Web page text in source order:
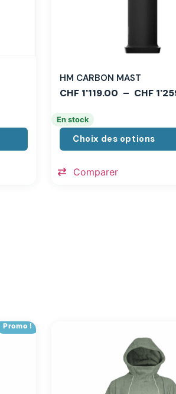
HM CARBON MAST
CHF 1'119.00 – CHF
En stock
Choix des options
Comparer
Promo !